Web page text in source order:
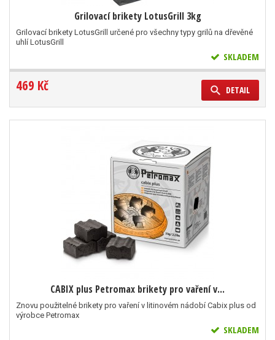
Grilovací brikety LotusGrill 3kg
Grilovací brikety LotusGrill určené pro všechny typy grilů na dřevěné
uhlí LotusGrill
SKLADEM
469 Kč DETAIL
CABIX plus Petromax brikety pro vaření v...
Znovu použitelné brikety pro vaření v litinovém nádobí Cabix plus od
výrobce Petromax
SKLADEM